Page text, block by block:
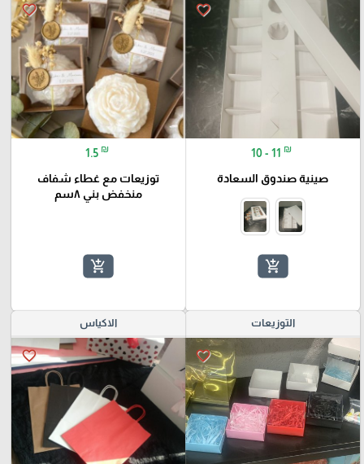
favorite_border
10 - 11 ₪
صينية صندوق السعادة
add_shopping_cart
favorite_border
1.5 ₪
توزيعات مع غطاء شفاف
منخفض بني ٨سم
add_shopping_cart
التوزيعات
favorite_border
الاكياس
favorite_border